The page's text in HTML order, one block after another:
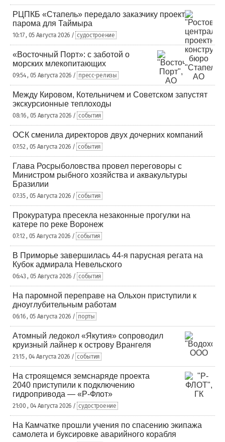
РЦПКБ «Стапель» передало заказчику проект
парома для Таймыра
10:17 , 05 Августа 2026 / судостроение
«Восточный Порт»: с заботой о
морских млекопитающих
09:54 , 05 Августа 2026 / пресс-релизы
Между Кировом, Котельничем и Советском запустят
экскурсионные теплоходы
08:16 , 05 Августа 2026 / события
ОСК сменила директоров двух дочерних компаний
07:52 , 05 Августа 2026 / события
Глава Росрыболовства провел переговоры с
Министром рыбного хозяйства и аквакультуры
Бразилии
07:35 , 05 Августа 2026 / события
Прокуратура пресекла незаконные прогулки на
катере по реке Воронеж
07:12 , 05 Августа 2026 / события
В Приморье завершилась 44-я парусная регата на
Кубок адмирала Невельского
06:43 , 05 Августа 2026 / события
На паромной переправе на Ольхон приступили к
дноуглубительным работам
06:16 , 05 Августа 2026 / порты
Атомный ледокол «Якутия» сопроводил
круизный лайнер к острову Врангеля
21:15 , 04 Августа 2026 / события
На строящемся земснаряде проекта
2040 приступили к подключению
гидропривода — «Р-Флот»
21:00 , 04 Августа 2026 / судостроение
На Камчатке прошли учения по спасению экипажа
самолета и буксировке аварийного корабля